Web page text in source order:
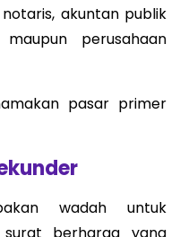
akuntan publik
perusahaan
pasar primer
wadah untuk